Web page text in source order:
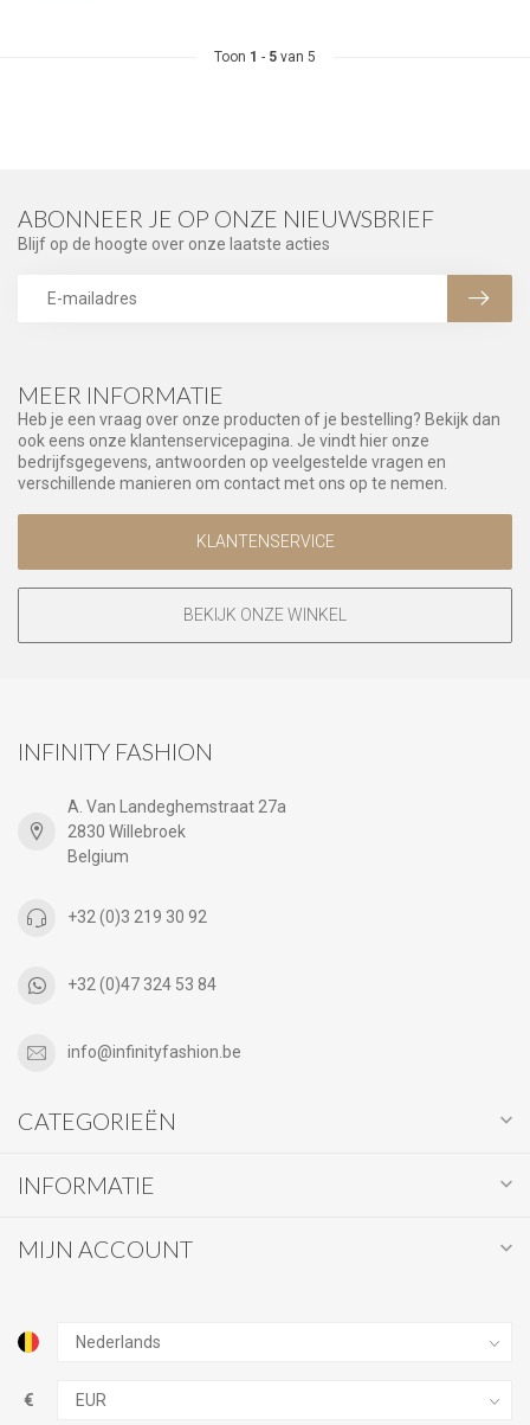
Toon 1 - 5 van 5
MEER INFORMATIE
Heb je een vraag over onze producten of je bestelling? Bekijk dan
ook eens onze klantenservicepagina. Je vindt hier onze
bedrijfsgegevens, antwoorden op veelgestelde vragen en
verschillende manieren om contact met ons op te nemen.
KLANTENSERVICE
BEKIJK ONZE WINKEL
ABONNEER JE OP ONZE NIEUWSBRIEF
Blijf op de hoogte over onze laatste acties
INFINITY FASHION
A. Van Landeghemstraat 27a
2830 Willebroek
Belgium
+32 (0)3 219 30 92
+32 (0)47 324 53 84
info@infinityfashion.be
CATEGORIEËN
INFORMATIE
MIJN ACCOUNT
€